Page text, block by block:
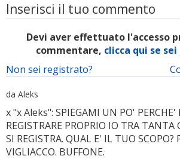
Inserisci il tuo commento
Devi aver effettuato l'accesso
commentare, clicca qui se
Non sei registrato?
da Aleks
x "x Aleks": SPIEGAMI UN PO' PERCHE'
REGISTRARE PROPRIO IO TRA TANTA
SI REGISTRA. QUAL E' IL TUO SCOPO?
VIGLIACCO. BUFFONE.